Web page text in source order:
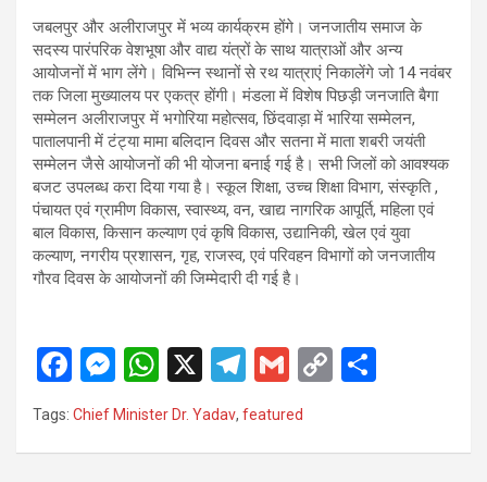
जबलपुर और अलीराजपुर में भव्य कार्यक्रम होंगे। जनजातीय समाज के
सदस्य पारंपरिक वेशभूषा और वाद्य यंत्रों के साथ यात्राओं और अन्य
आयोजनों में भाग लेंगे। विभिन्न स्थानों से रथ यात्राएं निकालेंगे जो 14 नवंबर
तक जिला मुख्यालय पर एकत्र होंगी। मंडला में विशेष पिछड़ी जनजाति बैगा
सम्मेलन अलीराजपुर में भगोरिया महोत्सव, छिंदवाड़ा में भारिया सम्मेलन,
पातालपानी में टंट्या मामा बलिदान दिवस और सतना में माता शबरी जयंती
सम्मेलन जैसे आयोजनों की भी योजना बनाई गई है। सभी जिलों को आवश्यक
बजट उपलब्ध करा दिया गया है। स्कूल शिक्षा, उच्च शिक्षा विभाग, संस्कृति ,
पंचायत एवं ग्रामीण विकास, स्वास्थ्य, वन, खाद्य नागरिक आपूर्ति, महिला एवं
बाल विकास, किसान कल्याण एवं कृषि विकास, उद्यानिकी, खेल एवं युवा
कल्याण, नगरीय प्रशासन, गृह, राजस्व, एवं परिवहन विभागों को जनजातीय
गौरव दिवस के आयोजनों की जिम्मेदारी दी गई है।
F
a
M
es
W
h
X
T
el
G
m
C
Tags: Chief Minister Dr. Yadav, featured